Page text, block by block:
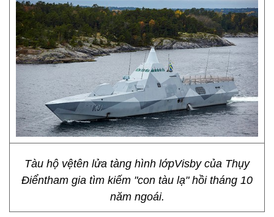
Tàu hộ vệtên lửa tàng hình lớpVisby của Thụy
Điểntham gia tìm kiếm "con tàu lạ" hồi tháng 10
năm ngoái.